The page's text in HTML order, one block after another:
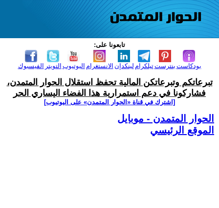
تابعونا على:
الفيسبوك التويتر اليوتيوب الانستغرام لينكدإن تيلكرامبنترست بودكاست
تبرعاتكم وتبرعاتكن المالية تحفظ استقلال الحوار المتمدن،
فشاركونا في دعم استمرارية هذا الفضاء اليساري الحر
[اشترك في قناة ‫«الحوار المتمدن» على اليوتيوب]
الحوار المتمدن - موبايل
الموقع الرئيسي